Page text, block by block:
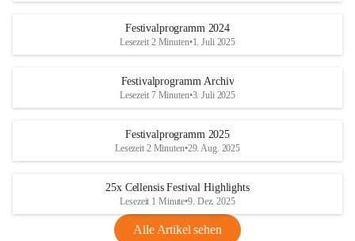
Festivalprogramm 2024
Lesezeit 2 Minuten•1. Juli 2025
Festivalprogramm Archiv
Lesezeit 7 Minuten•3. Juli 2025
Festivalprogramm 2025
Lesezeit 2 Minuten•29. Aug. 2025
25x Cellensis Festival Highlights
Lesezeit 1 Minute•9. Dez. 2025
Alle Artikel sehen